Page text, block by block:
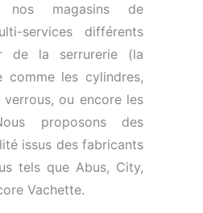
nos magasins de
services différents
de la serrurerie (la
comme les cylindres,
verrous, ou encore les
proposons des
issus des fabricants
tels que Abus, City,
Vachette.